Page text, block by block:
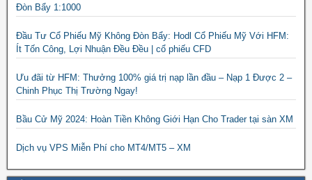
Đòn Bẩy 1:1000
Đầu Tư Cổ Phiếu Mỹ Không Đòn Bẩy: Hodl Cổ Phiếu Mỹ Với HFM:
Ít Tốn Công, Lợi Nhuận Đều Đều | cổ phiếu CFD
Ưu đãi từ HFM: Thưởng 100% giá trị nạp lần đầu – Nạp 1 Được 2 –
Chinh Phục Thị Trường Ngay!
Bầu Cử Mỹ 2024: Hoàn Tiền Không Giới Hạn Cho Trader tại sàn XM
Dịch vụ VPS Miễn Phí cho MT4/MT5 – XM